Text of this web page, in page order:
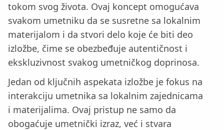
tokom svog života. Ovaj koncept omogućava
svakom umetniku da se susretne sa lokalnim
materijalom i da stvori delo koje će biti deo
izložbe, čime se obezbeđuje autentičnost i
ekskluzivnost svakog umetničkog doprinosa.
Jedan od ključnih aspekata izložbe je fokus na
interakciju umetnika sa lokalnim zajednicama
i materijalima. Ovaj pristup ne samo da
obogaćuje umetnički izraz, već i stvara